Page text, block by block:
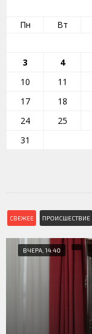
Пн
Вт
3
4
10
11
17
18
24
25
31
СВЕЖЕЕ ПРОИСШЕСТВИЕ
ВЧЕРА, 14:40